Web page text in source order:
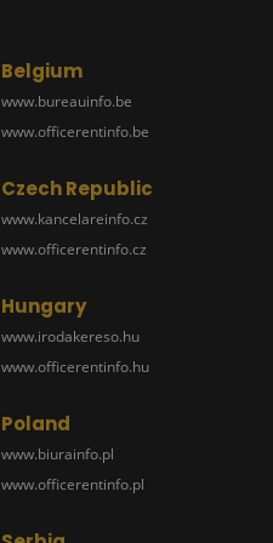
Belgium
www.bureauinfo.be
www.officerentinfo.be
Czech Republic
www.kancelareinfo.cz
www.officerentinfo.cz
Hungary
www.irodakereso.hu
www.officerentinfo.hu
Poland
www.biurainfo.pl
www.officerentinfo.pl